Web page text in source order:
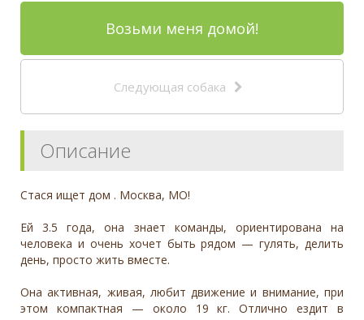
Возьми меня домой!
Следующая собака
Описание
Стася ищет дом . Москва, МО!
Ей 3.5 года, она знает команды, ориентирована на
человека и очень хочет быть рядом — гулять, делить
день, просто жить вместе.
Она активная, живая, любит движение и внимание, при
этом компактная — около 19 кг. Отлично ездит в